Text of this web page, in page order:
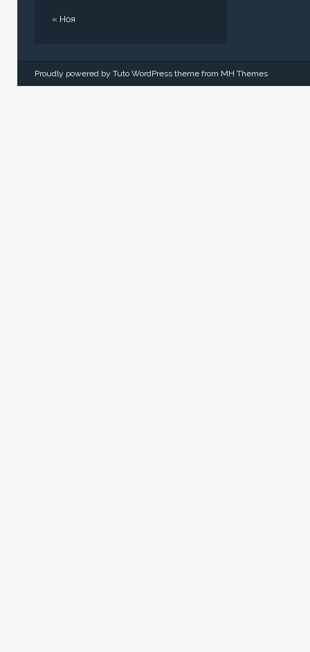
« Ноя
Proudly powered by Tuto WordPress theme from MH Themes